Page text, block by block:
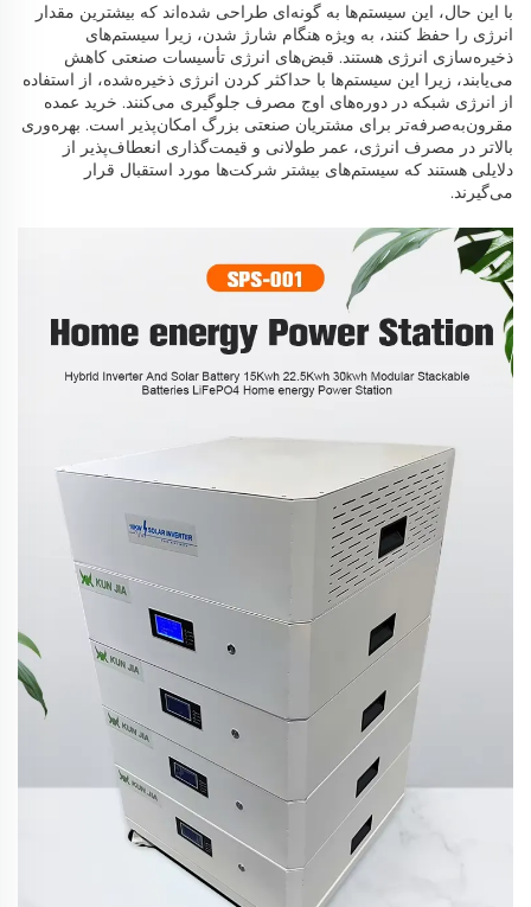
با این حال، این سیستم‌ها به گونه‌ای طراحی شده‌اند که بیشترین مقدار
انرژی را حفظ کنند، به ویژه هنگام شارژ شدن، زیرا سیستم‌های
ذخیره‌سازی انرژی هستند. قبض‌های انرژی تأسیسات صنعتی کاهش
می‌یابند، زیرا این سیستم‌ها با حداکثر کردن انرژی ذخیره‌شده، از استفاده
از انرژی شبکه در دوره‌های اوج مصرف جلوگیری می‌کنند. خرید عمده
مقرون‌به‌صرفه‌تر برای مشتریان صنعتی بزرگ امکان‌پذیر است. بهره‌وری
بالاتر در مصرف انرژی، عمر طولانی و قیمت‌گذاری انعطاف‌پذیر از
دلایلی هستند که سیستم‌های بیشتر شرکت‌ها مورد استقبال قرار
می‌گیرند.